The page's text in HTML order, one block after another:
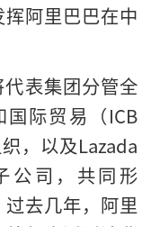
阿里巴巴在中
表集团分管全
国际贸易（ICB
，以及Lazada
公司，共同形
去几年，阿里